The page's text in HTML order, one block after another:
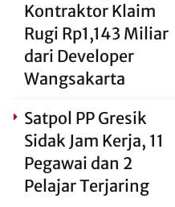
Kontraktor Klaim
Rugi Rp1,143 Miliar
dari Developer
Wangsakarta
Satpol PP Gresik
Sidak Jam Kerja, 11
Pegawai dan 2
Pelajar Terjaring